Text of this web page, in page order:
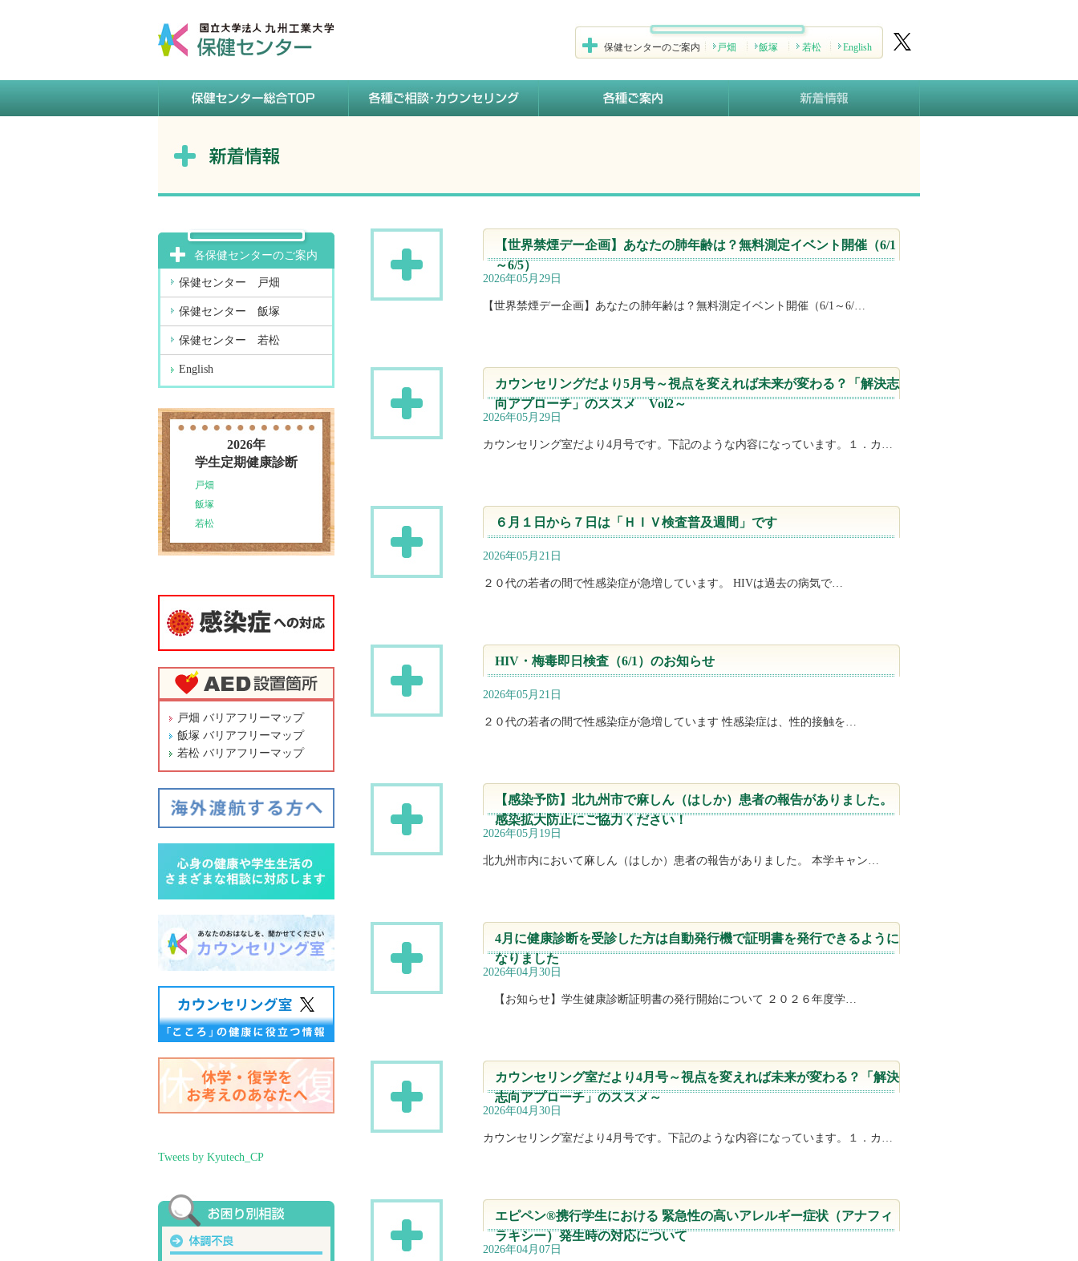
保健センターのご案内 戸畑 飯塚 若松 English
各保健センターのご案内
保健センター 戸畑
保健センター 飯塚
保健センター 若松
English
2026年
学生定期健康診断
戸畑
飯塚
若松
戸畑 バリアフリーマップ
飯塚 バリアフリーマップ
若松 バリアフリーマップ
Tweets by Kyutech_CP
【世界禁煙デー企画】あなたの肺年齢は？無料測定イベント開催（6/1
～6/5）
2026年05月29日
【世界禁煙デー企画】あなたの肺年齢は？無料測定イベント開催（6/1～6/…
カウンセリングだより5月号～視点を変えれば未来が変わる？「解決志
向アプローチ」のススメ Vol2～
2026年05月29日
カウンセリング室だより4月号です。下記のような内容になっています。１．カ…
６月１日から７日は「ＨＩＶ検査普及週間」です
2026年05月21日
２０代の若者の間で性感染症が急増しています。 HIVは過去の病気で…
HIV・梅毒即日検査（6/1）のお知らせ
2026年05月21日
２０代の若者の間で性感染症が急増しています 性感染症は、性的接触を…
【感染予防】北九州市で麻しん（はしか）患者の報告がありました。
感染拡大防止にご協力ください！
2026年05月19日
北九州市内において麻しん（はしか）患者の報告がありました。 本学キャン…
4月に健康診断を受診した方は自動発行機で証明書を発行できるように
なりました
2026年04月30日
【お知らせ】学生健康診断証明書の発行開始について ２０２６年度学…
カウンセリング室だより4月号～視点を変えれば未来が変わる？「解決
志向アプローチ」のススメ～
2026年04月30日
カウンセリング室だより4月号です。下記のような内容になっています。１．カ…
エピペン®携行学生における 緊急性の高いアレルギー症状（アナフィ
ラキシー）発生時の対応について
2026年04月07日